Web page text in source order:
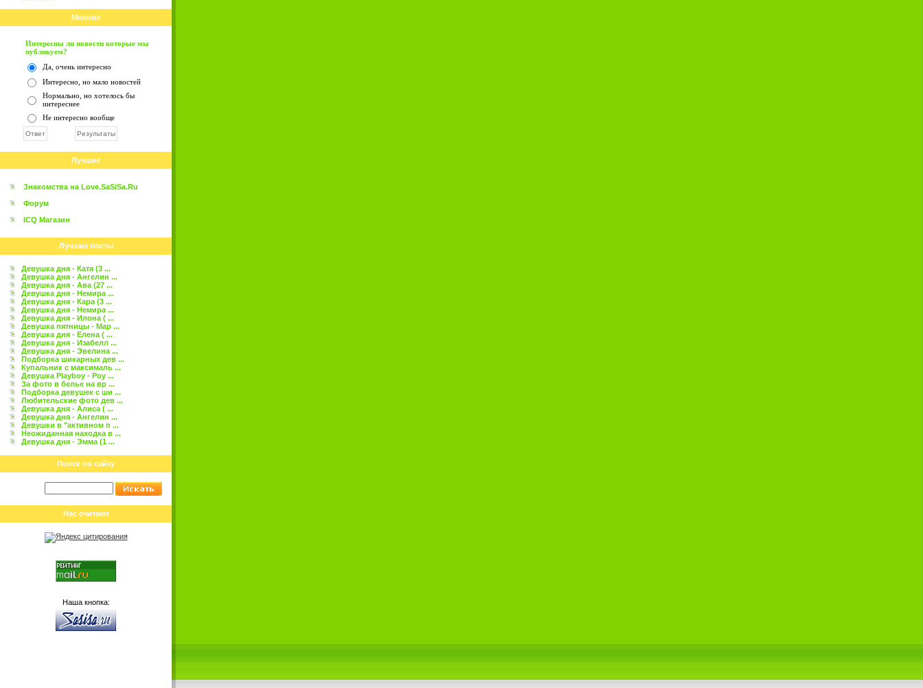
Мнение
Интересны ли новости которые мы
публикуем?
Да, очень интересно
Интересно, но мало новостей
Нормально, но хотелось бы
интереснее
Не интересно вообще
Лучшие
Знакомства на Love.SaSiSa.Ru
Форум
ICQ Магазин
Лучшие посты
Девушка дня - Катя (3 ...
Девушка дня - Ангелин ...
Девушка дня - Ава (27 ...
Девушка дня - Немира ...
Девушка дня - Кара (3 ...
Девушка дня - Немира ...
Девушка дня - Илона ( ...
Девушка пятницы - Мар ...
Девушка дня - Елена ( ...
Девушка дня - Изабелл ...
Девушка дня - Эвелина ...
Подборка шикарных дев ...
Купальник с максималь ...
Девушка Playboy - Роу ...
За фото в белье на вр ...
Подборка девушек с ши ...
Любительские фото дев ...
Девушка дня - Алиса ( ...
Девушка дня - Ангелин ...
Девушки в "активном п ...
Неожиданная находка в ...
Девушка дня - Эмма (1 ...
Поиск по сайту
Нас считают
Наша кнопка: